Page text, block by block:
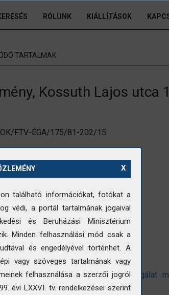
RÓLUNK KIÁLLÍTÁSOK
TARTALMAK
Kossuth Lajos utca
FTV-ÉGA/175/81-202/15
(Földmérő és Talajvizsgáló Vállalat)
adat
és labormunka
épületkép állapotfelmérés vizsgálat
X
található információkat, fotókat a
védi, a portál tartalmának jogaival
és Beruházási Minisztérium
Minden felhasználási mód csak a
és engedélyével történhet. A
vagy szöveges tartalmának vagy
felhasználása a szerzői jogról
évi LXXVI. tv. rendelkezései szerint